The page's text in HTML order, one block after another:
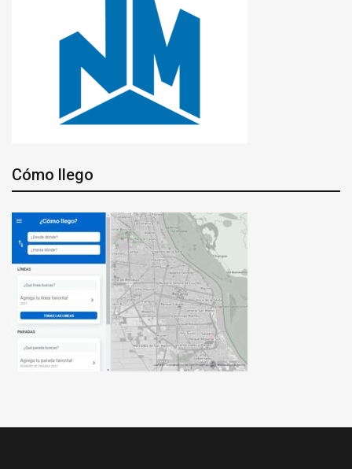
Cómo llego